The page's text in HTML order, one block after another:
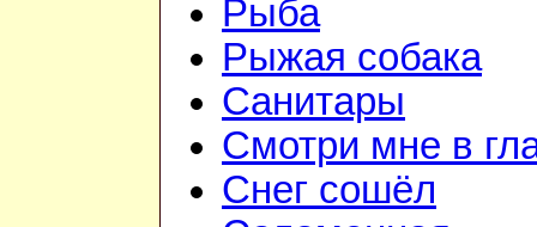
Рыба
Рыжая собака
Санитары
Смотри мне в
Снег сошёл